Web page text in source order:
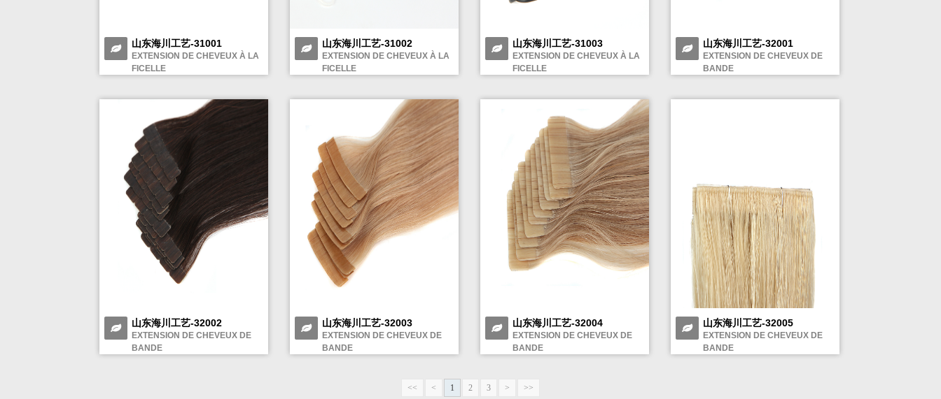
山东海川工艺-31001
EXTENSION DE CHEVEUX À LA
FICELLE
山东海川工艺-31002
EXTENSION DE CHEVEUX À LA
FICELLE
山东海川工艺-31003
EXTENSION DE CHEVEUX À LA
FICELLE
山东海川工艺-32001
EXTENSION DE CHEVEUX DE
BANDE
山东海川工艺-32002
EXTENSION DE CHEVEUX DE
BANDE
山东海川工艺-32003
EXTENSION DE CHEVEUX DE
BANDE
山东海川工艺-32004
EXTENSION DE CHEVEUX DE
BANDE
山东海川工艺-32005
EXTENSION DE CHEVEUX DE
BANDE
<< < 1 2 3 > >>